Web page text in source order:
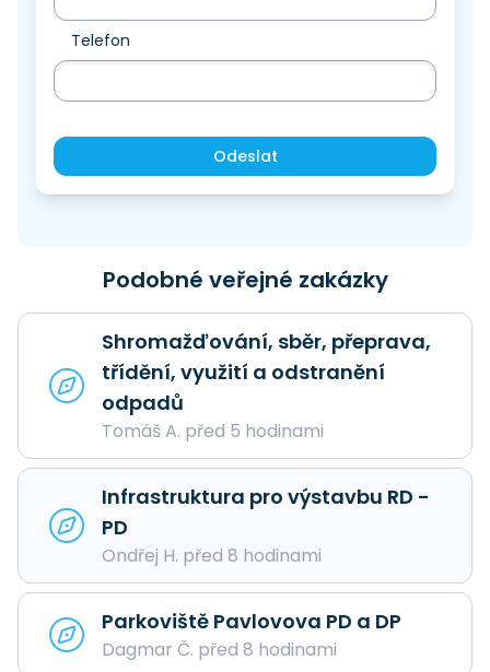
Telefon
Odeslat
Podobné veřejné zakázky
Shromažďování, sběr, přeprava,
třídění, využití a odstranění
odpadů
Tomáš A. před 5 hodinami
Infrastruktura pro výstavbu RD -
PD
Ondřej H. před 8 hodinami
Parkoviště Pavlovova PD a DP
Dagmar Č. před 8 hodinami